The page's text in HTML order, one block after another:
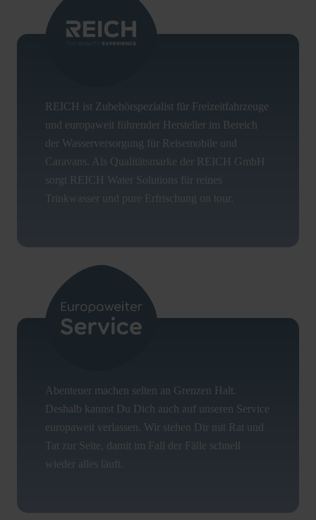
REICH ist Zubehörspezialist für Freizeitfahrzeuge
und europaweit führender Hersteller im Bereich
der Wasserversorgung für Reisemobile und
Caravans. Als Qualitätsmarke der REICH GmbH
sorgt REICH Water Solutions für reines
Trinkwasser und pure Erfrischung on tour.
Abenteuer machen selten an Grenzen Halt.
Deshalb kannst Du Dich auch auf unseren Service
europaweit verlassen. Wir stehen Dir mit Rat und
Tat zur Seite, damit im Fall der Fälle schnell
wieder alles läuft.